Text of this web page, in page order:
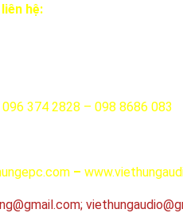
hệ:
374 2828 – 098 8686 083
–